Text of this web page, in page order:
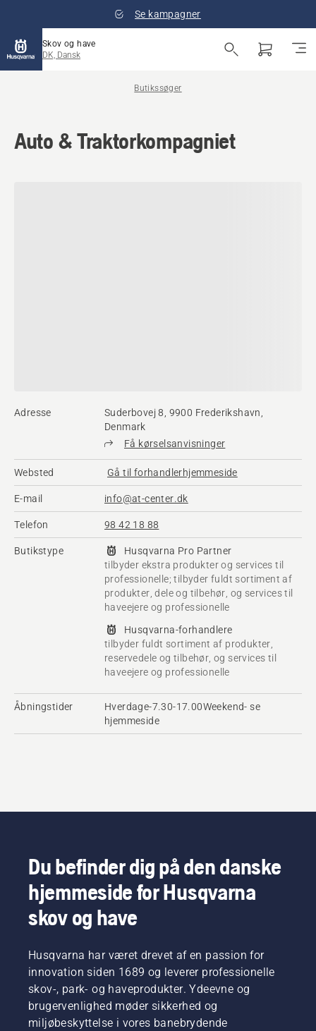
Se kampagner
Skov og have
DK, Dansk
Butikssøger
Auto & Traktorkompagniet
Adresse
Suderbovej 8, 9900 Frederikshavn,
Denmark
Få kørselsanvisninger
Websted Gå til forhandlerhjemmeside
E-mail info@at-center.dk
Telefon 98 42 18 88
Butikstype
Husqvarna Pro Partner
tilbyder ekstra produkter og services til
professionelle; tilbyder fuldt sortiment af
produkter, dele og tilbehør, og services til
haveejere og professionelle
Husqvarna-forhandlere
tilbyder fuldt sortiment af produkter,
reservedele og tilbehør, og services til
haveejere og professionelle
Åbningstider
Hverdage-7.30-17.00Weekend- se
hjemmeside
Du befinder dig på den danske
hjemmeside for Husqvarna
skov og have
Husqvarna har været drevet af en passion for
innovation siden 1689 og leverer professionelle
skov-, park- og haveprodukter. Ydeevne og
brugervenlighed møder sikkerhed og
miljøbeskyttelse i vores banebrydende